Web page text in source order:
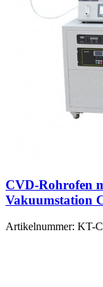
CVD-Rohrofen
Vakuumstation
Artikelnummer: KT-